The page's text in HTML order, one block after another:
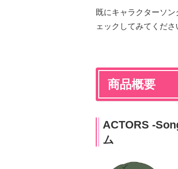
既にキャラクターソ
ェックしてみてくださ
商品概要
ACTORS -
ム